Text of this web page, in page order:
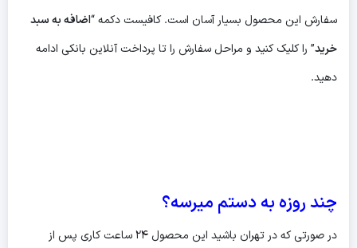
سفارش این محصول بسیار آسان است. کافیست دکمه “اضافه به سبد
خرید” را کلیک کنید و مراحل سفارش را تا پرداخت آنلاین بانکی ادامه
دهید.
چند روزه به دستم میرسه؟
در صورتی که در تهران باشید این محصول ۲۴ ساعت کاری پس از